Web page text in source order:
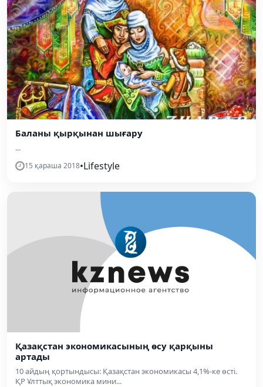
Баланы қырқынан шығару
...
15 қараша 2018•Lifestyle
Қазақстан экономикасының өсу қарқыны
артады
10 айдың қортындысы: Қазақстан экономикасы 4,1%-ке өсті.
ҚР Ұлттық экономика мини...